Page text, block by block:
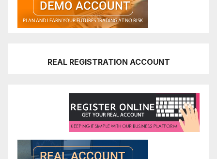
REAL REGISTRATION ACCOUNT